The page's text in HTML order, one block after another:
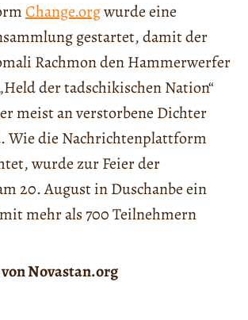
Change.orgwurde eine
gestartet, damit der
Rachmon den Hammerwerfer
der tadschikischen Nation“
meist an verstorbene Dichter
Wie die Nachrichtenplattform
wurde zur Feier der
20. August in Duschanbe ein
mehr als 700 Teilnehmern
Novastan.org